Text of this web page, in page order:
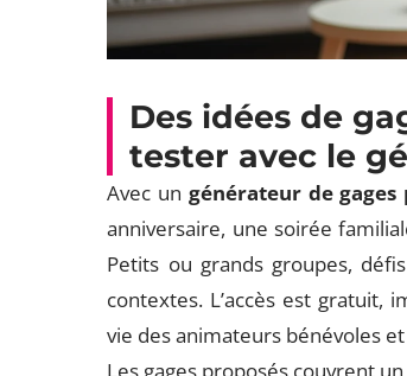
Des idées de
tester avec le
Avec un générateur de
anniversaire, une soirée
Petits ou grands groupes,
contextes. L’accès est gratuit,
vie des animateurs bénévoles
Les gages proposés couvrent